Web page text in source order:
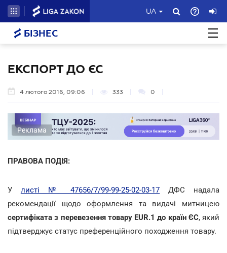
UA
БІЗНЕС
ЕКСПОРТ ДО ЄС
4 лютого 2016, 09:06 333 0
Реклама
ПРАВОВА ПОДІЯ:
У листі № 47656/7/99-99-25-02-03-17 ДФС надала
рекомендації щодо оформлення та видачі митницею
сертифіката з перевезення товару EUR.1 до країн ЄС, який
підтверджує статус преференційного походження товару.